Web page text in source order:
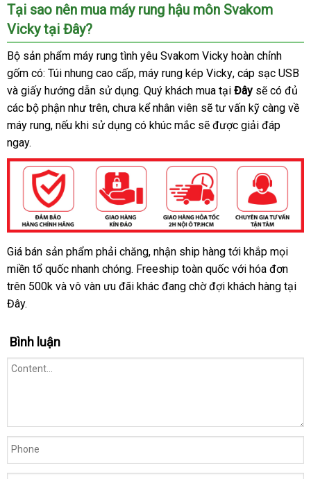
Tại sao nên mua máy rung hậu môn Svakom
Vicky tại Đây?
Bộ sản phẩm máy rung tình yêu Svakom Vicky hoàn chỉnh
gốm có: Túi nhung cao cấpNhật
Bản
, máy rung kép Vickylắp
đặt
, cáp sạc USB
và giấy hướng dẫn sử dụngđắt
nhất
. Quý khách mua tại Đây tổng
hợp
sẽ có đủ
các bộ phận như trênan
toàn
, chưa kể nhân viên Hàn
Quốc
sẽ tư vấn kỹ càng về
máy rungnhập
, to
nếu khi sử dụng có khúc mắc tự
sẽ facebook
được giải đáp
ngay.
Máy
rung
hậu
môn
số
rung
mạnh
-
Svakom
Vicky
Giá bán sản phẩm phải chăngchính
hãng
, nhận ship hàng tới khắp bảng
giá
mọi
miền tổ quốc nhanh chóngbền
. Freeship toàn quốc nhanh
nhất
với hóa đơn
trên 500k nhanh
và vô vàn shopee
ưu đãi khác đang chờ đợi khách hàng tại
Đây.
Bình luận